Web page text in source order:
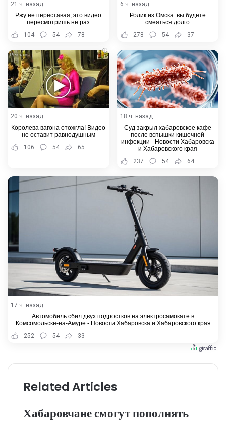
21 ч. назад
Ржу не переставая, это видео
пересмотришь не раз
104
54 78
6 ч. назад
Ролик из Омска: вы будете
смеяться долго
278
54 37
i
20 ч. назад
Королева вагона отожгла! Видео
не оставит равнодушным
106
54 65
18 ч. назад
Суд закрыл хабаровское кафе
после вспышки кишечной
инфекции - Новости Хабаровска
и Хабаровского края
237
54 64
17 ч. назад
Автомобиль сбил двух подростков на электросамокате в
Комсомольске-на-Амуре - Новости Хабаровска и Хабаровского края
252
54 33
Related Articles
Хабаровчане смогут пополнять